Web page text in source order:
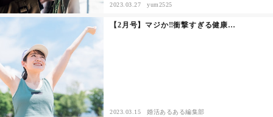
不倫・だめ男
心の処方箋
カルチャー・トレンド・芸能
2023.03.27 yum2525
【2月号】マジか‼︎衝撃すぎる健康…
2023.03.15 婚活あるある編集部